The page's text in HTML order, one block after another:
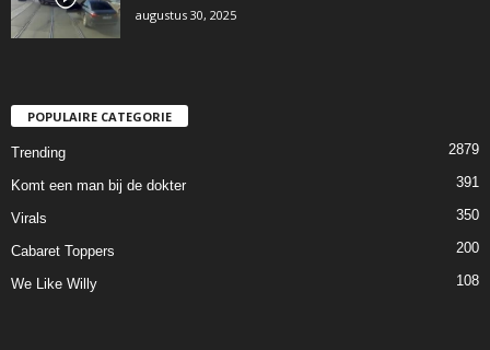
augustus 30, 2025
POPULAIRE CATEGORIE
Trending 2879
Komt een man bij de dokter 391
Virals 350
Cabaret Toppers 200
We Like Willy 108